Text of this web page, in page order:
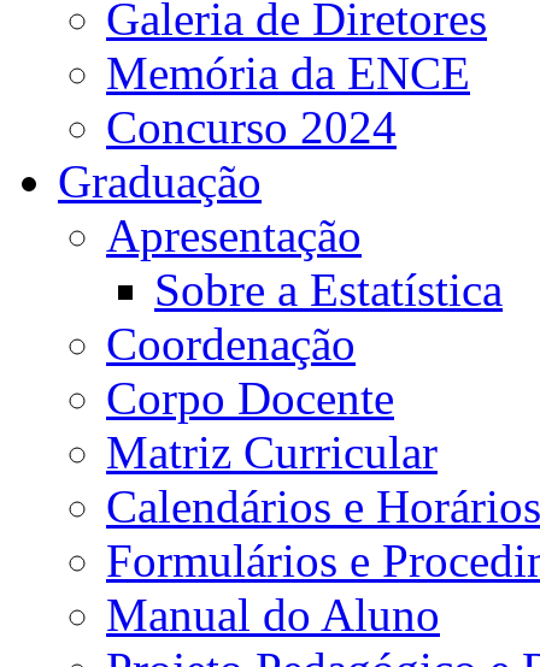
Galeria de Diretores
Memória da ENCE
Concurso 2024
Graduação
Apresentação
Sobre a Estatística
Coordenação
Corpo Docente
Matriz Curricular
Calendários e Horários
Formulários e
Manual do Aluno